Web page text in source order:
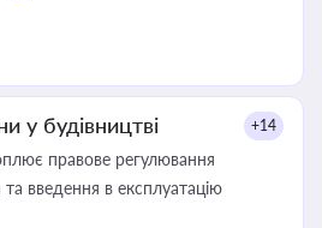
у будівництві +14
правове регулювання
та введення в експлуатацію